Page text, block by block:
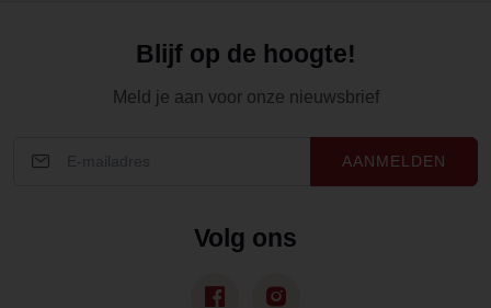
Blijf op de hoogte!
Meld je aan voor onze nieuwsbrief
AANMELDEN
Volg ons